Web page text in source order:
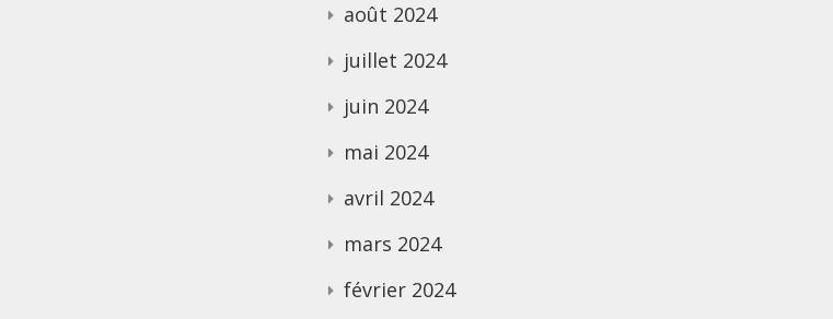
août 2024
juillet 2024
juin 2024
mai 2024
avril 2024
mars 2024
février 2024